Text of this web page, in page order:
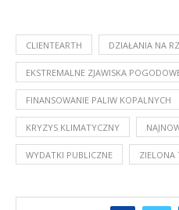
CLIENTEARTH DZIAŁANIA NA
EKSTREMALNE ZJAWISKA
FINANSOWANIE PALIW KOPALNYCH
KRYZYS KLIMATYCZNY
WYDATKI PUBLICZNE ZIELONA